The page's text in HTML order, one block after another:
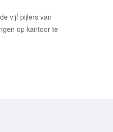
vijf pijlers van
op kantoor te